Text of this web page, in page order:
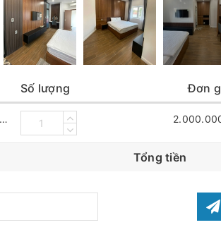
Số lượng Đơn
Cho thuê Villa 2 phòng ngủ Hoa Tiên Paradise Xuân Thành Hà Tĩnh
Tổng tiền